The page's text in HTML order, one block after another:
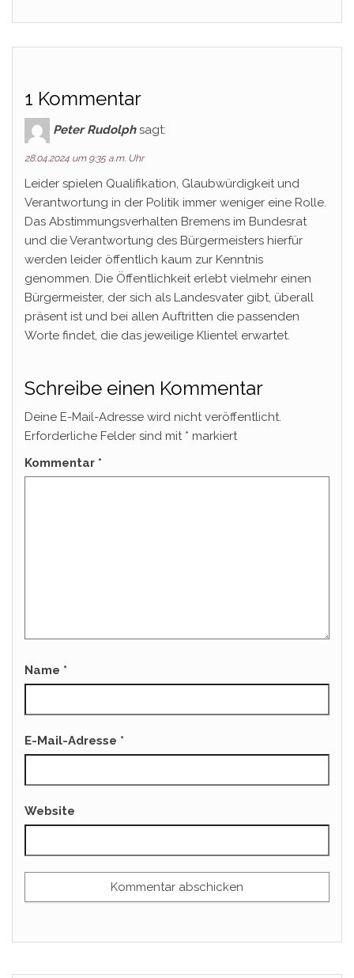
1 Kommentar
Peter Rudolph sagt:
28.04.2024 um 9:35 a.m. Uhr
Leider spielen Qualifikation, Glaubwürdigkeit und
Verantwortung in der Politik immer weniger eine Rolle.
Das Abstimmungsverhalten Bremens im Bundesrat
und die Verantwortung des Bürgermeisters hierfür
werden leider öffentlich kaum zur Kenntnis
genommen. Die Öffentlichkeit erlebt vielmehr einen
Bürgermeister, der sich als Landesvater gibt, überall
präsent ist und bei allen Auftritten die passenden
Worte findet, die das jeweilige Klientel erwartet.
Schreibe einen Kommentar
Deine E-Mail-Adresse wird nicht veröffentlicht.
Erforderliche Felder sind mit * markiert
Kommentar *
Name *
E-Mail-Adresse *
Website